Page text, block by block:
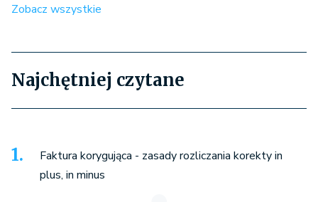
Zobacz wszystkie
Najchętniej czytane
Faktura korygująca - zasady rozliczania korekty in
plus, in minus